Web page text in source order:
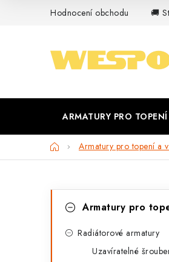
Hodnocení obchodu 🚚
ARMATURY PRO
DomůArmatury pro topení a
kategorieArmatury pro
Radiátorové armatury
Uzavíratelné